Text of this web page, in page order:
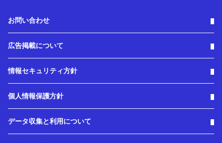
お問い合わせ
広告掲載について
情報セキュリティ方針
個人情報保護方針
データ収集と利用について